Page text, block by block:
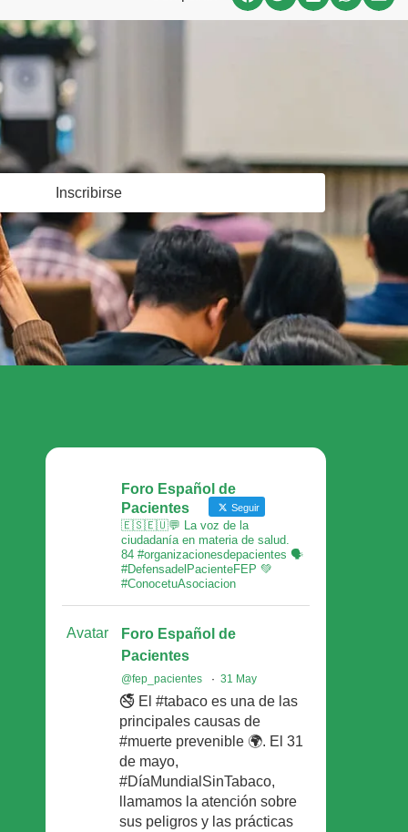
Inscribirse
Foro Español de
Pacientes
Seguir
🇪🇸🇪🇺💬 La voz de la
ciudadanía en materia de salud.
84 #organizacionesdepacientes 🗣
#DefensadelPacienteFEP 💚
#ConocetuAsociacion
Avatar
Foro Español de
Pacientes
@fep_pacientes · 31 May
🚭 El #tabaco es una de las
principales causas de
#muerte prevenible 🌍. El 31
de mayo,
#DíaMundialSinTabaco,
llamamos la atención sobre
sus peligros y las prácticas